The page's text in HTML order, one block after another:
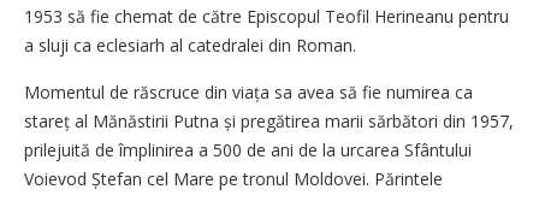
1953 să fie chemat de către Episcopul Teofil Herineanu pentru
a sluji ca eclesiarh al catedralei din Roman.
Momentul de răscruce din viața sa avea să fie numirea ca
stareț al Mănăstirii Putna și pregătirea marii sărbători din 1957,
prilejuită de împlinirea a 500 de ani de la urcarea Sfântului
Voievod Ștefan cel Mare pe tronul Moldovei. Părintele